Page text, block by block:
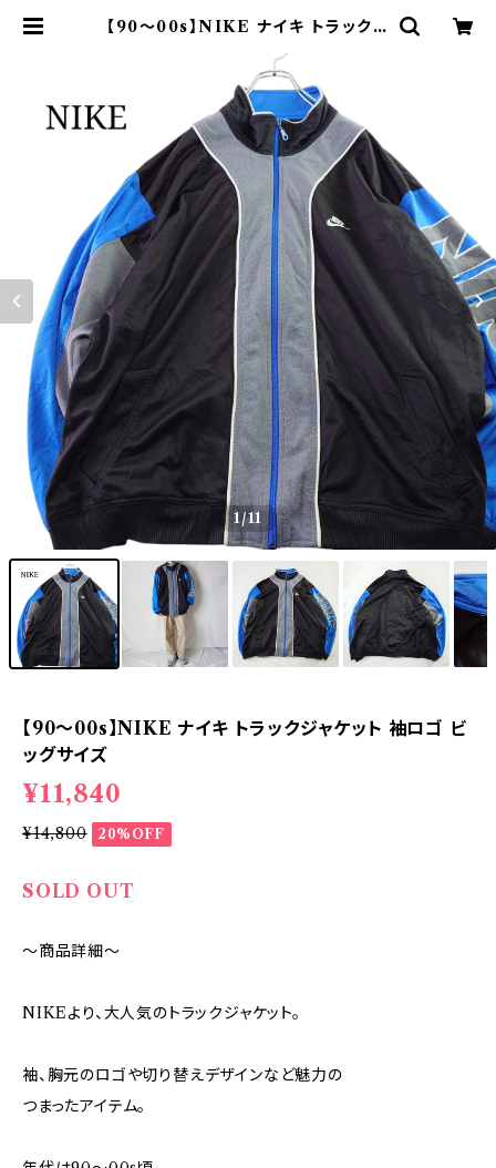
【90～00s】NIKE ナイキ トラックジ
ライン古着屋 9chord
1/11
【90～00s】NIKE ナイキ トラックジャケット 袖ロゴ ビ
ッグサイズ
¥11,840
¥14,800 20%OFF
SOLD OUT
～商品詳細～
NIKEより、大人気のトラックジャケット。
袖、胸元のロゴや切り替えデザインなど魅力の
つまったアイテム。